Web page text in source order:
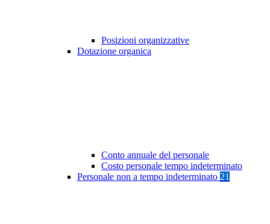
Posizioni organizzative
Dotazione organica
Conto annuale del personale
Costo personale tempo indeterminato
Personale non a tempo indeterminato 21